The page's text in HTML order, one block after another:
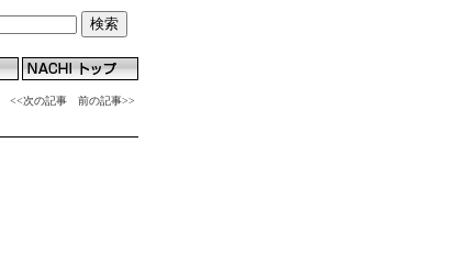
<<次の記事 前の記事>>